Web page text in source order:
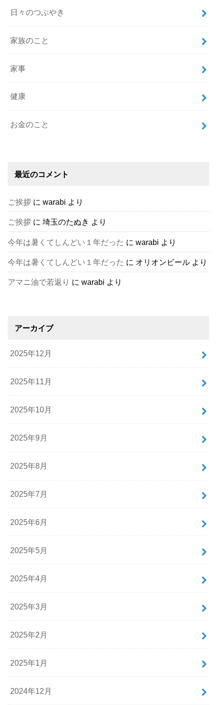
日々のつぶやき
家族のこと
家事
健康
お金のこと
最近のコメント
ご挨拶 にwarabi より
ご挨拶 に埼玉のたぬき より
今年は暑くてしんどい１年だった にwarabi より
今年は暑くてしんどい１年だった に オリオンビール より
アマニ油で若返り にwarabi より
アーカイブ
2025年12月
2025年11月
2025年10月
2025年9月
2025年8月
2025年7月
2025年6月
2025年5月
2025年4月
2025年3月
2025年2月
2025年1月
2024年12月